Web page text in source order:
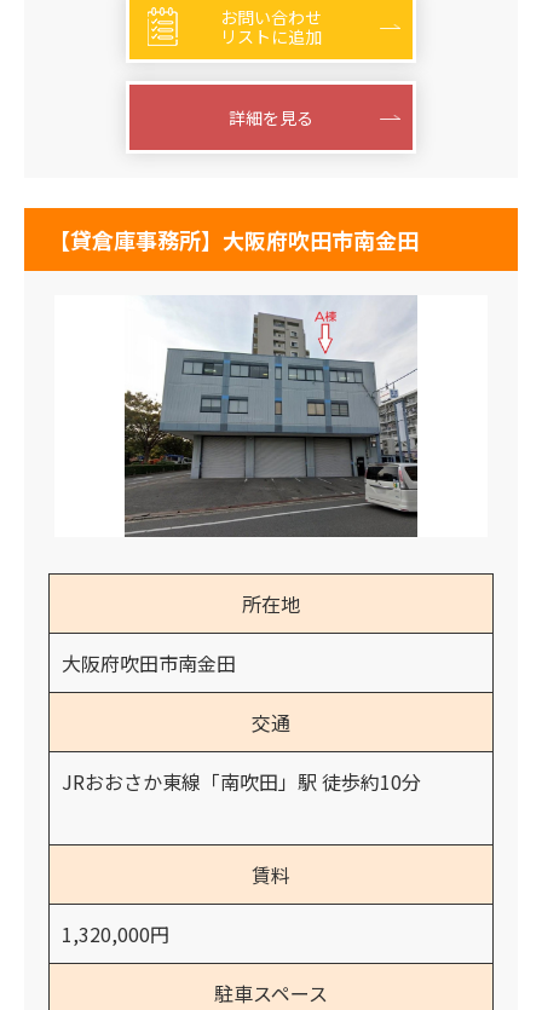
お問い合わせ
リストに追加
詳細を見る
【貸倉庫事務所】大阪府吹田市南金田
所在地
大阪府吹田市南金田
交通
JRおおさか東線「南吹田」駅 徒歩約10分
賃料
1,320,000円
駐車スペース